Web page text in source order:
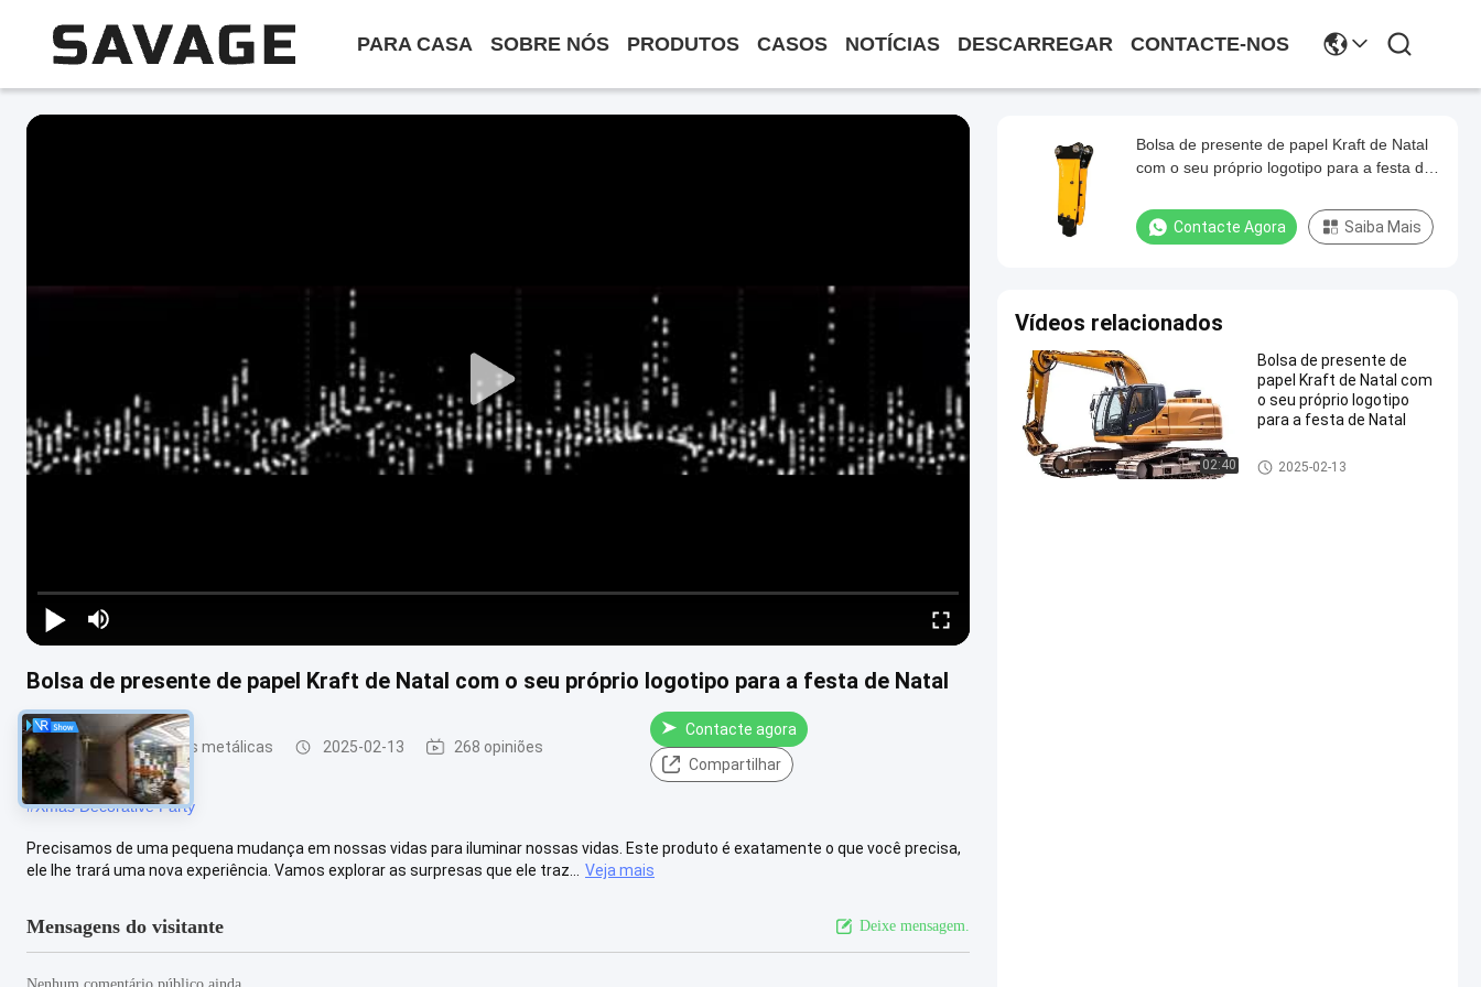
PARA CASA SOBRE NÓS PRODUTOS CASOS NOTÍCIAS DESCARREGAR CONTACTE-NOS
Bolsa de presente de papel Kraft de Natal com o seu próprio logotipo para a festa de Natal
Partes de estruturas metálicas 2025-02-13 268 opiniões
Contacte agora
Compartilhar
#Xmas Decorative Party
Precisamos de uma pequena mudança em nossas vidas para iluminar nossas vidas. Este produto é exatamente o que você precisa,
ele lhe trará uma nova experiência. Vamos explorar as surpresas que ele traz...
Veja mais
Mensagens do visitante Deixe mensagem.
Nenhum comentário público ainda
Bolsa de presente de papel Kraft de Natal
com o seu próprio logotipo para a festa de
Contacte Agora Saiba Mais
Vídeos relacionados
02:40
Bolsa de presente de
papel Kraft de Natal com
o seu próprio logotipo
para a festa de Natal
Partes de estruturas metálica
s
2025-02-13